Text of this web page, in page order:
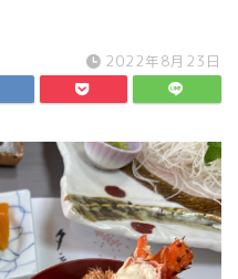
2022年8月23日